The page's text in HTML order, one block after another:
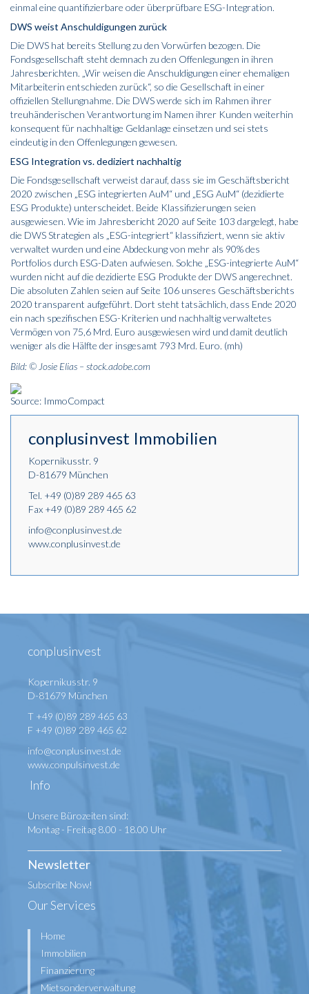
einmal eine quantifizierbare oder überprüfbare ESG-Integration.
DWS weist Anschuldigungen zurück
Die DWS hat bereits Stellung zu den Vorwürfen bezogen. Die
Fondsgesellschaft steht demnach zu den Offenlegungen in ihren
Jahresberichten. „Wir weisen die Anschuldigungen einer ehemaligen
Mitarbeiterin entschieden zurück“, so die Gesellschaft in einer
offiziellen Stellungnahme. Die DWS werde sich im Rahmen ihrer
treuhänderischen Verantwortung im Namen ihrer Kunden weiterhin
konsequent für nachhaltige Geldanlage einsetzen und sei stets
eindeutig in den Offenlegungen gewesen.
ESG Integration vs. dediziert nachhaltig
Die Fondsgesellschaft verweist darauf, dass sie im Geschäftsbericht
2020 zwischen „ESG integrierten AuM“ und „ESG AuM“ (dezidierte
ESG Produkte) unterscheidet. Beide Klassifizierungen seien
ausgewiesen. Wie im Jahresbericht 2020 auf Seite 103 dargelegt, habe
die DWS Strategien als „ESG-integriert“ klassifiziert, wenn sie aktiv
verwaltet wurden und eine Abdeckung von mehr als 90% des
Portfolios durch ESG-Daten aufwiesen. Solche „ESG-integrierte AuM“
wurden nicht auf die dezidierte ESG Produkte der DWS angerechnet.
Die absoluten Zahlen seien auf Seite 106 unseres Geschäftsberichts
2020 transparent aufgeführt. Dort steht tatsächlich, dass Ende 2020
ein nach spezifischen ESG-Kriterien und nachhaltig verwaltetes
Vermögen von 75,6 Mrd. Euro ausgewiesen wird und damit deutlich
weniger als die Hälfte der insgesamt 793 Mrd. Euro. (mh)
Bild: © Josie Elias – stock.adobe.com
Source: ImmoCompact
conplusinvest Immobilien
Kopernikusstr. 9
D-81679 München
Tel. +49 (0)89 289 465 63
Fax +49 (0)89 289 465 62
info@conplusinvest.de
www.conplusinvest.de
conplusinvest
Kopernikusstr. 9
D-81679 München
T +49 (0)89 289 465 63
F +49 (0)89 289 465 62
info@conplusinvest.de
www.conpulsinvest.de
Info
Unsere Bürozeiten sind:
Montag - Freitag 8.00 - 18.00 Uhr
Newsletter
Subscribe Now!
Our Services
Home
Immobilien
Finanzierung
Mietsonderverwaltung